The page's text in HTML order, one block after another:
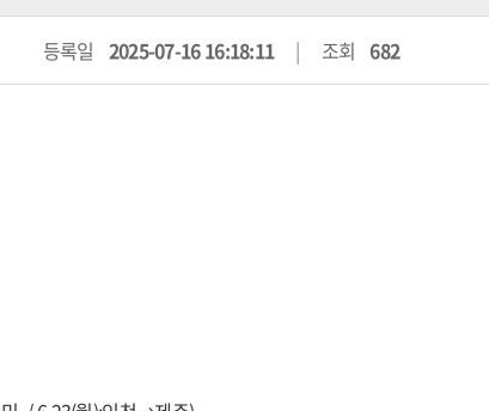
등록일 2025-07-16 16:18:11 조회 682